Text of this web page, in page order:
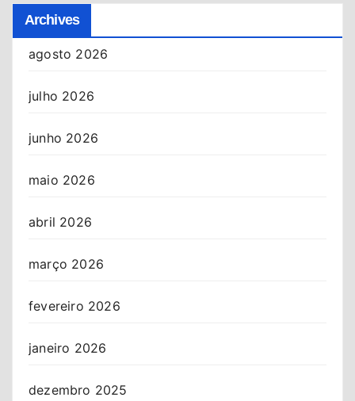
Archives
agosto 2026
julho 2026
junho 2026
maio 2026
abril 2026
março 2026
fevereiro 2026
janeiro 2026
dezembro 2025